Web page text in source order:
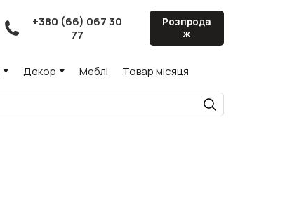
+380 (66) 067 30
77
Розпрода
ж
Декор Меблі Товар місяця